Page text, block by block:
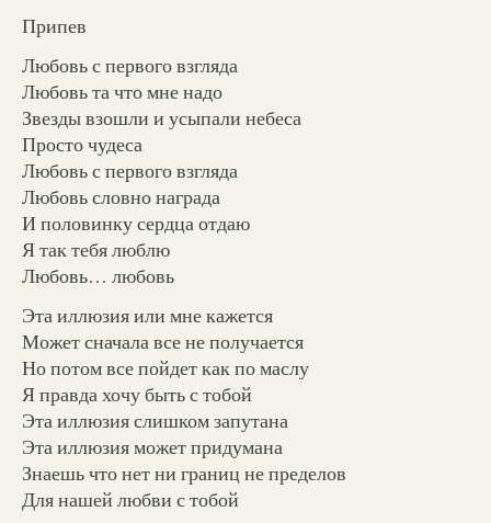
Припев
Любовь с первого взгляда
Любовь та что мне надо
Звезды взошли и усыпали небеса
Просто чудеса
Любовь с первого взгляда
Любовь словно награда
И половинку сердца отдаю
Я так тебя люблю
Любовь… любовь
Эта иллюзия или мне кажется
Может сначала все не получается
Но потом все пойдет как по маслу
Я правда хочу быть с тобой
Эта иллюзия слишком запутана
Эта иллюзия может придумана
Знаешь что нет ни границ не пределов
Для нашей любви с тобой